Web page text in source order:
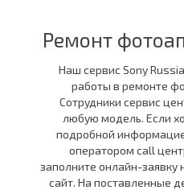
Ремонт
Наш сервис Sony
работы в ремонте
Сотрудники сервис
любую модель. Если
подробной
оператором call
заполните онлайн-заявку
сайт. На поставленные